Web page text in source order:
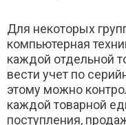
Для некоторых
компьютерная
каждой отдельной
вести учет по
этому можно
каждой товарной
поступления,